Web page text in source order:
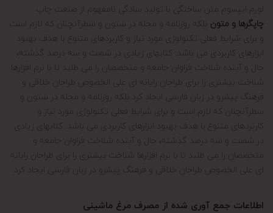
لورم ایپسوم متن ساختگی با تولید سادگی نامفهوم از صنعت چاپ.
چاپگرها و متون بلکه روزنامه و مجله در ستون و سطرآنچنان که لازم است
و برای شرایط فعلی تکنولوژی مورد نیاز و کاربردهای متنوع با هدف بهبود
ابزارهای کاربردی می باشد. کتابهای زیادی در شصت و سه درصد گذشته،
حال و آینده شناخت فراوان جامعه و متخصصان را می طلبد تا با نرم افزارها
شناخت بیشتری را برای طراحان رایانه ای علی الخصوص طراحان خلاقی و
فرهنگ پیشرو در زبان فارسی ایجاد کرد.بلکه روزنامه و مجله در ستون و
سطرآنچنان که لازم است و برای شرایط فعلی تکنولوژی مورد نیاز و
کاربردهای متنوع با هدف بهبود ابزارهای کاربردی می باشد. کتابهای زیادی
در شصت و سه درصد گذشته، حال و آینده شناخت فراوان جامعه و
متخصصان را می طلبد تا با نرم افزارها شناخت بیشتری را برای طراحان رایانه
ای علی الخصوص طراحان خلاقی و فرهنگ پیشرو در زبان فارسی ایجاد کرد.
اطلاعات جمع آوری شده از مصرف مرغ ماشینی